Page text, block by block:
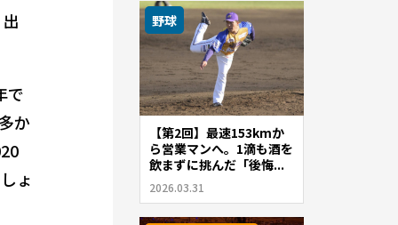
出
で
か
ょ
野球
【第2回】最速153kmか
ら営業マンへ。1滴も酒を
飲まずに挑んだ「後悔...
2026.03.31